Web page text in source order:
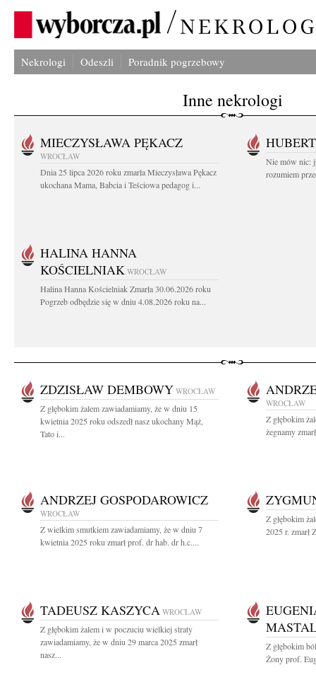
Nekrologi Odeszli Poradnik pogrzebowy
Inne nekrologi
MIECZYSŁAWA PĘKACZ
WROCŁAW
Dnia 25 lipca 2026 roku zmarła Mieczysława Pękacz
ukochana Mama, Babcia i Teściowa pedagog i...
Nie mów nic:
rozumiem
HALINA HANNA
KOŚCIELNIAK WROCŁAW
Halina Hanna Kościelniak Zmarła 30.06.2026 roku
Pogrzeb odbędzie się w dniu 4.08.2026 roku na...
ZDZISŁAW DEMBOWY WROCŁAW
Z głębokim żalem zawiadamiamy, że w dniu 15
kwietnia 2025 roku odszedł nasz ukochany Mąż,
Tato i...
WROCŁAW
Z głębokim
żegnamy
ANDRZEJ GOSPODAROWICZ
WROCŁAW
Z wielkim smutkiem zawiadamiamy, że w dniu 7
kwietnia 2025 roku zmarł prof. dr hab. dr h.c....
Z głębokim
2025 r. zmarł
TADEUSZ KASZYCA WROCŁAW
Z głębokim żalem i w poczuciu wielkiej straty
zawiadamiamy, że w dniu 29 marca 2025 zmarł
nasz...
Z głębokim
Żony prof.